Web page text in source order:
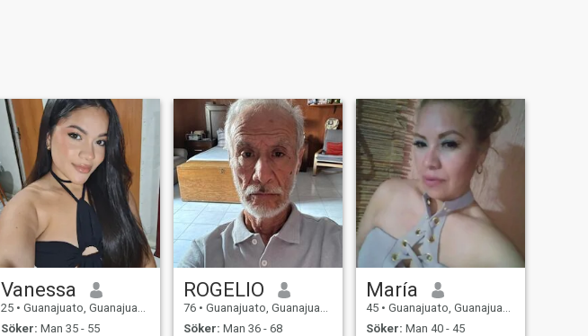
Vanessa
25 • Guanajuato, Guanajuato, Mexico
Söker: Man 35 - 55
ROGELIO
76 • Guanajuato, Guanajuato, Mexico
Söker: Man 36 - 68
María
45 • Guanajuato, Guanajuato, Mexico
Söker: Man 40 - 45